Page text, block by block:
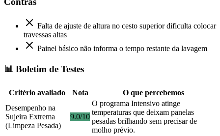
Falta de ajuste de altura no cesto superior dificulta colocar
travessas altas
Painel básico não informa o tempo restante da lavagem
📊 Boletim de Testes
Critério avaliado Nota
O que percebemos
Desempenho na
Sujeira Extrema
(Limpeza Pesada)
9.0/10
O programa Intensivo atinge
temperaturas que deixam panelas
pesadas brilhando sem precisar de
molho prévio.